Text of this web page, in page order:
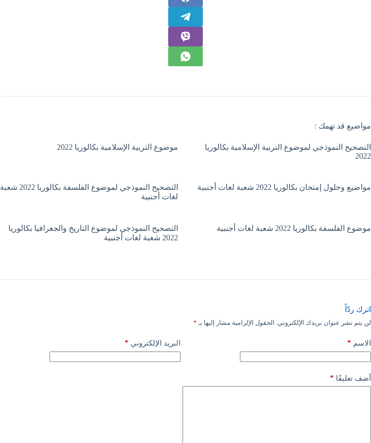
مواضيع قد تهمك :
التصحيح النموذجي لموضوع التربية الإسلامية بكالوريا
2022
موضوع التربية الإسلامية بكالوريا 2022
مواضيع وحلول إمتحان بكالوريا 2022 شعبة لغات أجنبية
التصحيح النموذجي لموضوع الفلسفة بكالوريا 2022 شعبة
لغات أجنبية
موضوع الفلسفة بكالوريا 2022 شعبة لغات أجنبية
التصحيح النموذجي لموضوع التاريخ والجغرافيا بكالوريا
2022 شعبة لغات أجنبية
اترك ردّاً
لن يتم نشر عنوان بريدك الإلكتروني. الحقول الإلزامية مشار إليها بـ *
الاسم * البريد الإلكتروني *
أضف تعليقًا *